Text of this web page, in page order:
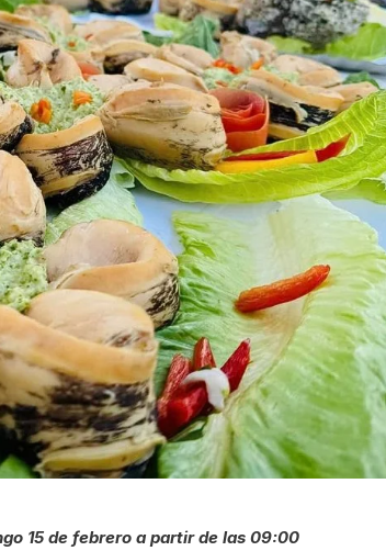
15 de febrero a partir de las 09:00